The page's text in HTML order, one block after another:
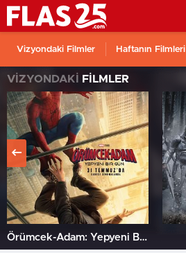
Vizyondaki Filmler Haftanın Filmleri
VİZYONDAKİ FİLMLER
Örümcek-Adam: Yepyeni Bir Gün